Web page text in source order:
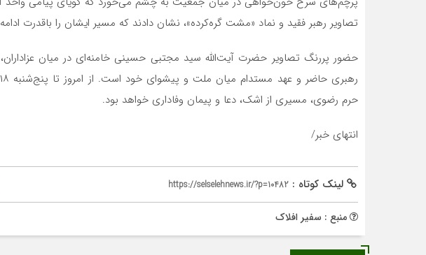
تصاویر رهبر فقید و نماد «مشت گره‌کرده»، نشان دادند که مسیر ایشان را باقدرت
حضور پررنگ تصاویر حضرت آیت‌الله سید مجتبی حسینی خامنه‌ای در میان
حرم رضوی، مسیری از اشک، دعا و پیمان وفاداری خواهد بود.
انتهای خبر/
لینک کوتاه : https://selselehnews.ir/?p=10482
منبع : سفیر افلاک